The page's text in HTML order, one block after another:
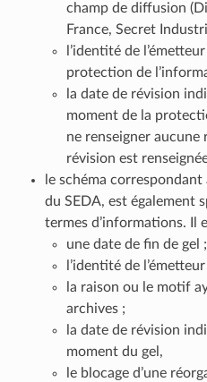
champ de diffusion
France, Secret
l’identité de
protection de
la date de révision
moment de la
ne renseigner aucune
révision est
le schéma
du SEDA, est également
termes d’informations. Il
une date de fin de gel ;
l’identité de
la raison ou le motif
archives ;
la date de révision
moment du gel,
le blocage d’une